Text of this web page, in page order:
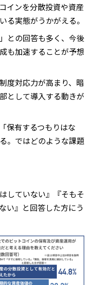
インを分散投資や資産
る実態がうかがえる。
との回答も多く、今後
も加速することが予想
度対応力が高まり、暗
として導入する動きが
保有するつもりはな
。ではどのような課題
していない』『そもそ
い』と回答した方にう